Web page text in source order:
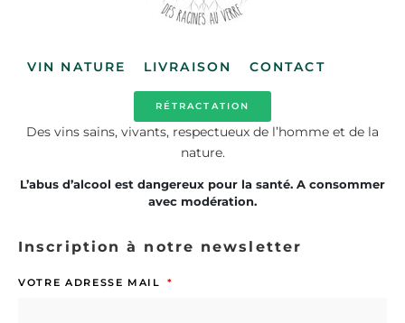
VIN NATURE LIVRAISON CONTACT
RÉTRACTATION
Des vins sains, vivants, respectueux de l’homme et de la
nature.
L’abus d’alcool est dangereux pour la santé. A consommer
avec modération.
Inscription à notre newsletter
VOTRE ADRESSE MAIL